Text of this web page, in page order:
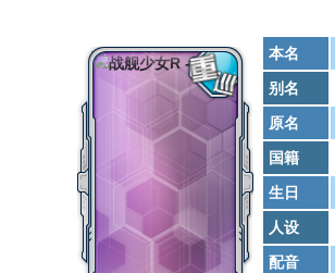
本名
别名
原名
国籍
生日
人设
配音